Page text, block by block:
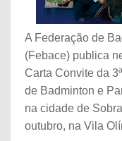
A Federação de
(Febace) publica
Carta Convite da
de Badminton e
na cidade de
outubro, na Vila